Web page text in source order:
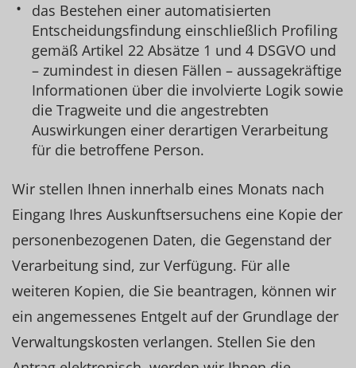
das Bestehen einer automatisierten
Entscheidungsfindung einschließlich Profiling
gemäß Artikel 22 Absätze 1 und 4 DSGVO und
– zumindest in diesen Fällen – aussagekräftige
Informationen über die involvierte Logik sowie
die Tragweite und die angestrebten
Auswirkungen einer derartigen Verarbeitung
für die betroffene Person.
Wir stellen Ihnen innerhalb eines Monats nach
Eingang Ihres Auskunftsersuchens eine Kopie der
personenbezogenen Daten, die Gegenstand der
Verarbeitung sind, zur Verfügung. Für alle
weiteren Kopien, die Sie beantragen, können wir
ein angemessenes Entgelt auf der Grundlage der
Verwaltungskosten verlangen. Stellen Sie den